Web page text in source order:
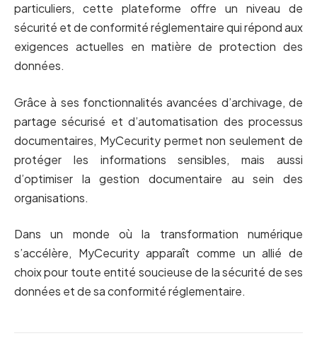
particuliers, cette plateforme offre un niveau de
sécurité et de conformité réglementaire qui répond aux
exigences actuelles en matière de protection des
données.
Grâce à ses fonctionnalités avancées d’archivage, de
partage sécurisé et d’automatisation des processus
documentaires, MyCecurity permet non seulement de
protéger les informations sensibles, mais aussi
d’optimiser la gestion documentaire au sein des
organisations.
Dans un monde où la transformation numérique
s’accélère, MyCecurity apparaît comme un allié de
choix pour toute entité soucieuse de la sécurité de ses
données et de sa conformité réglementaire.